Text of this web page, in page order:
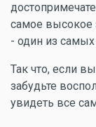
самое высокое
- один из
Так что, если
забудьте
увидеть все